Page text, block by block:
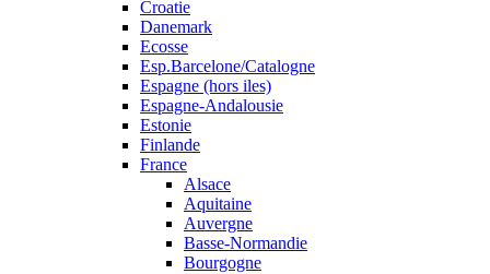
Croatie
Danemark
Ecosse
Esp.Barcelone/Catalogne
Espagne (hors iles)
Espagne-Andalousie
Estonie
Finlande
France
Alsace
Aquitaine
Auvergne
Basse-Normandie
Bourgogne